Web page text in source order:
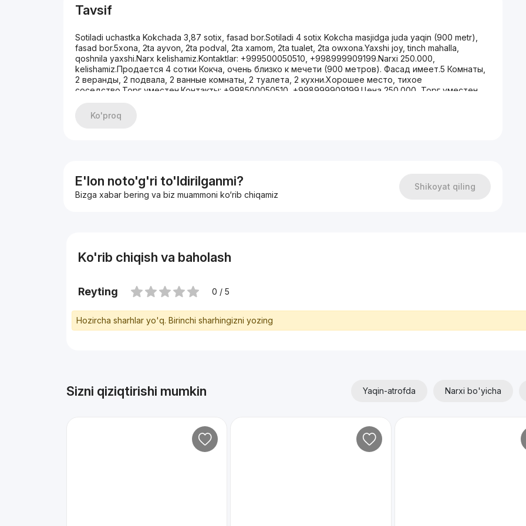
Tavsif
Sotiladi uchastka Kokchada 3,87 sotix, fasad bor.Sotiladi 4 sotix Kokcha masjidga juda yaqin (900 metr),
fasad bor.5xona, 2ta ayvon, 2ta podval, 2ta xamom, 2ta tualet, 2ta owxona.Yaxshi joy, tinch mahalla,
qoshnila yaxshi.Narx kelishamiz.Kontaktlar: +999500050510, +998999909199.Narxi 250.000,
kelishamiz.Продается 4 сотки Кокча, очень близко к мечети (900 метров). Фасад имеет.5 Комнаты,
2 веранды, 2 подвала, 2 ванные комнаты, 2 туалета, 2 кухни.Хорошее место, тихое
соседство.Торг уместен.Контакты: +998500050510, +998999909199.Цена 250.000, Торг уместен.
Ko'proq
E'lon noto'g'ri to'ldirilganmi?
Bizga xabar bering va biz muammoni ko‘rib chiqamiz
Shikoyat qiling
Ko'rib chiqish va baholash
Reyting 0 / 5
Hozircha sharhlar yo'q. Birinchi sharhingizni yozing
Sizni qiziqtirishi mumkin Yaqin-atrofda Narxi bo'yicha